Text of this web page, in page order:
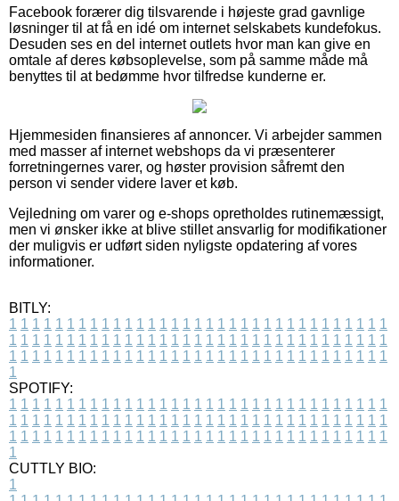
Facebook forærer dig tilsvarende i højeste grad gavnlige
løsninger til at få en idé om internet selskabets kundefokus.
Desuden ses en del internet outlets hvor man kan give en
omtale af deres købsoplevelse, som på samme måde må
benyttes til at bedømme hvor tilfredse kunderne er.
Hjemmesiden finansieres af annoncer. Vi arbejder sammen
med masser af internet webshops da vi præsenterer
forretningernes varer, og høster provision såfremt den
person vi sender videre laver et køb.
Vejledning om varer og e-shops opretholdes rutinemæssigt,
men vi ønsker ikke at blive stillet ansvarlig for modifikationer
der muligvis er udført siden nyligste opdatering af vores
informationer.
BITLY:
1 1 1 1 1 1 1 1 1 1 1 1 1 1 1 1 1 1 1 1 1 1 1 1 1 1 1 1 1 1 1 1 1
1 1 1 1 1 1 1 1 1 1 1 1 1 1 1 1 1 1 1 1 1 1 1 1 1 1 1 1 1 1 1 1 1
1 1 1 1 1 1 1 1 1 1 1 1 1 1 1 1 1 1 1 1 1 1 1 1 1 1 1 1 1 1 1 1 1
1
SPOTIFY:
1 1 1 1 1 1 1 1 1 1 1 1 1 1 1 1 1 1 1 1 1 1 1 1 1 1 1 1 1 1 1 1 1
1 1 1 1 1 1 1 1 1 1 1 1 1 1 1 1 1 1 1 1 1 1 1 1 1 1 1 1 1 1 1 1 1
1 1 1 1 1 1 1 1 1 1 1 1 1 1 1 1 1 1 1 1 1 1 1 1 1 1 1 1 1 1 1 1 1
1
CUTTLY BIO:
1